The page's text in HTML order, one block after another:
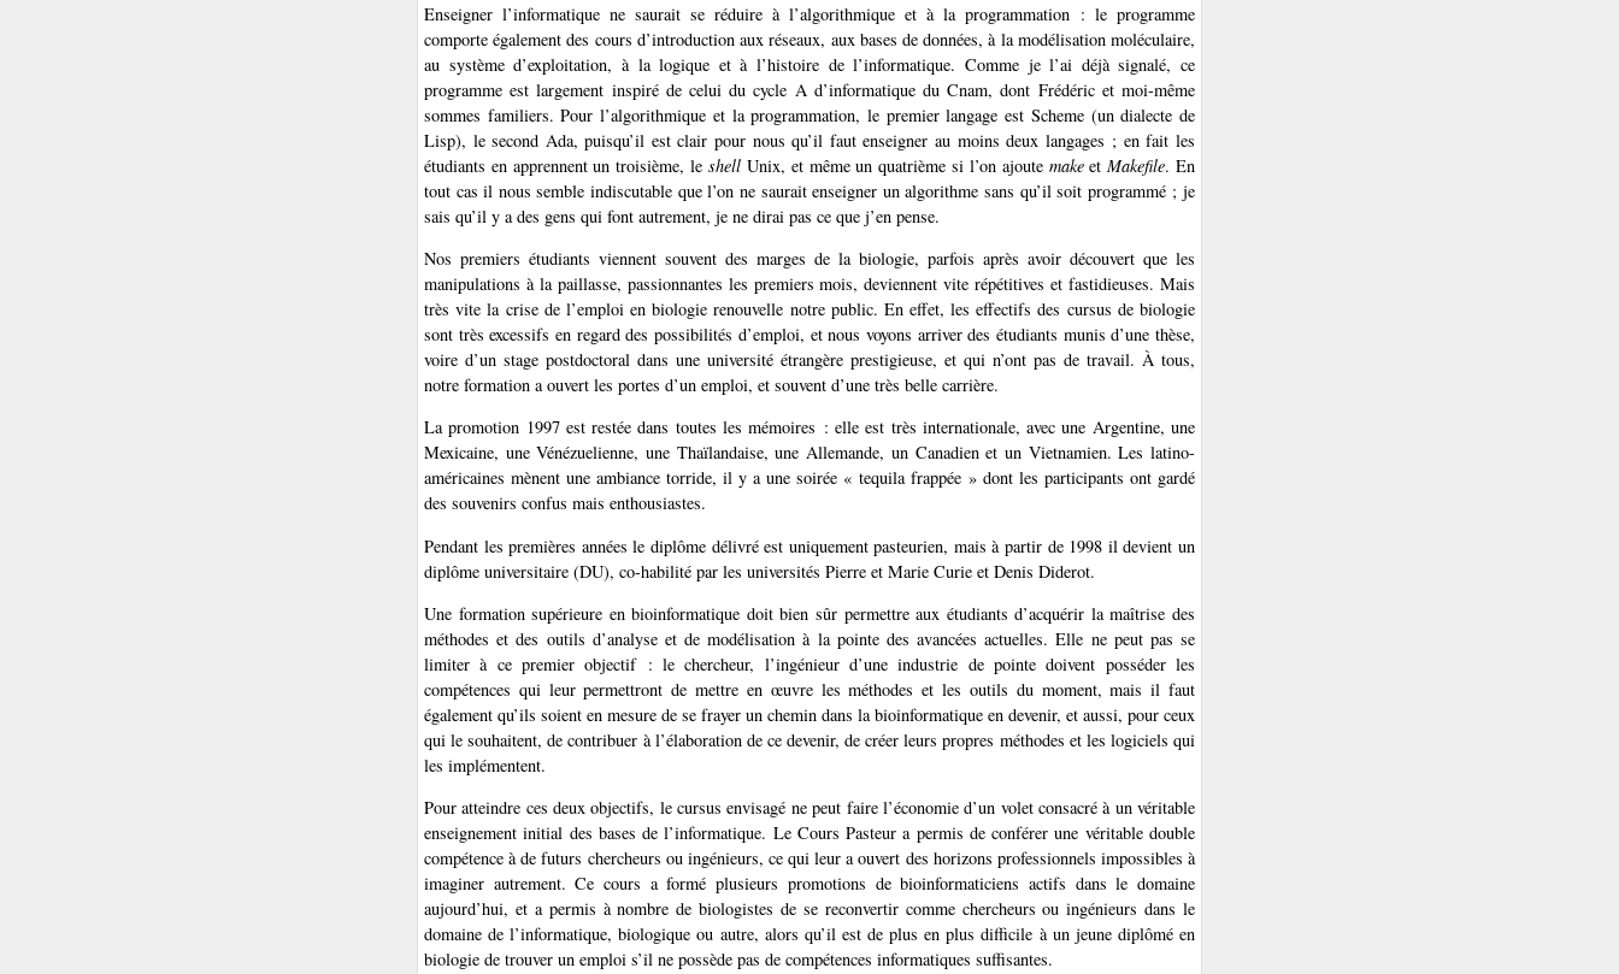
Enseigner l’informatique ne saurait se réduire à l’algorithmique et à la programmation : le programme
comporte également des cours d’introduction aux réseaux, aux bases de données, à la modélisation moléculaire,
au système d’exploitation, à la logique et à l’histoire de l’informatique. Comme je l’ai déjà signalé, ce
programme est largement inspiré de celui du cycle A d’informatique du Cnam, dont Frédéric et moi-même
sommes familiers. Pour l’algorithmique et la programmation, le premier langage est Scheme (un dialecte de
Lisp), le second Ada, puisqu’il est clair pour nous qu’il faut enseigner au moins deux langages ; en fait les
étudiants en apprennent un troisième, le shell Unix, et même un quatrième si l’on ajoute makeetMakefile. En
tout cas il nous semble indiscutable que l’on ne saurait enseigner un algorithme sans qu’il soit programmé ; je
sais qu’il y a des gens qui font autrement, je ne dirai pas ce que j’en pense.
Nos premiers étudiants viennent souvent des marges de la biologie, parfois après avoir découvert que les
manipulations à la paillasse, passionnantes les premiers mois, deviennent vite répétitives et fastidieuses. Mais
très vite la crise de l’emploi en biologie renouvelle notre public. En effet, les effectifs des cursus de biologie
sont très excessifs en regard des possibilités d’emploi, et nous voyons arriver des étudiants munis d’une thèse,
voire d’un stage postdoctoral dans une université étrangère prestigieuse, et qui n’ont pas de travail. À tous,
notre formation a ouvert les portes d’un emploi, et souvent d’une très belle carrière.
La promotion 1997 est restée dans toutes les mémoires : elle est très internationale, avec une Argentine, une
Mexicaine, une Vénézuelienne, une Thaïlandaise, une Allemande, un Canadien et un Vietnamien. Les latino-
américaines mènent une ambiance torride, il y a une soirée « tequila frappée » dont les participants ont gardé
des souvenirs confus mais enthousiastes.
Pendant les premières années le diplôme délivré est uniquement pasteurien, mais à partir de 1998 il devient un
diplôme universitaire (DU), co-habilité par les universités Pierre et Marie Curie et Denis Diderot.
Une formation supérieure en bioinformatique doit bien sûr permettre aux étudiants d’acquérir la maîtrise des
méthodes et des outils d’analyse et de modélisation à la pointe des avancées actuelles. Elle ne peut pas se
limiter à ce premier objectif : le chercheur, l’ingénieur d’une industrie de pointe doivent posséder les
compétences qui leur permettront de mettre en œuvre les méthodes et les outils du moment, mais il faut
également qu’ils soient en mesure de se frayer un chemin dans la bioinformatique en devenir, et aussi, pour ceux
qui le souhaitent, de contribuer à l’élaboration de ce devenir, de créer leurs propres méthodes et les logiciels qui
les implémentent.
Pour atteindre ces deux objectifs, le cursus envisagé ne peut faire l’économie d’un volet consacré à un véritable
enseignement initial des bases de l’informatique. Le Cours Pasteur a permis de conférer une véritable double
compétence à de futurs chercheurs ou ingénieurs, ce qui leur a ouvert des horizons professionnels impossibles à
imaginer autrement. Ce cours a formé plusieurs promotions de bioinformaticiens actifs dans le domaine
aujourd’hui, et a permis à nombre de biologistes de se reconvertir comme chercheurs ou ingénieurs dans le
domaine de l’informatique, biologique ou autre, alors qu’il est de plus en plus difficile à un jeune diplômé en
biologie de trouver un emploi s’il ne possède pas de compétences informatiques suffisantes.